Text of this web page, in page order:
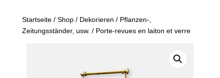
Startseite/ Shop/ Dekorieren / Pflanzen-,
Zeitungsständer, usw. / Porte-revues en laiton et verre